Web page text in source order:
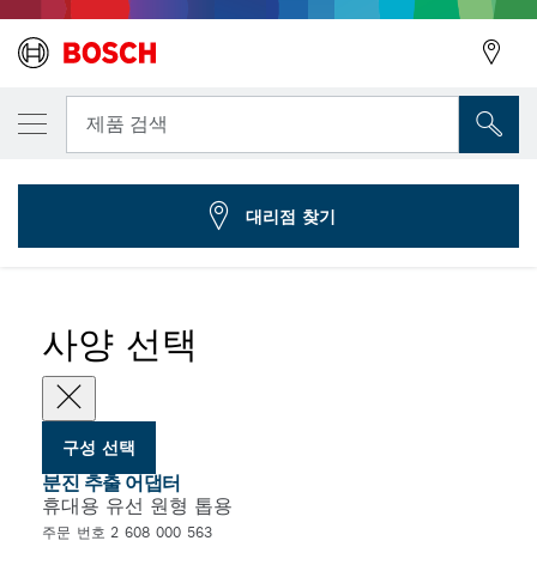
제품 검색
... 휴대용 원형 톱의 호스 연결 어댑터
사양 선택
구성 선택
분진 추출 어댑터
휴대용 유선 원형 톱용
주문 번호 2 608 000 563
선택한 변형
먼지 흡입 어댑터
2 608 000 563
대리점 찾기